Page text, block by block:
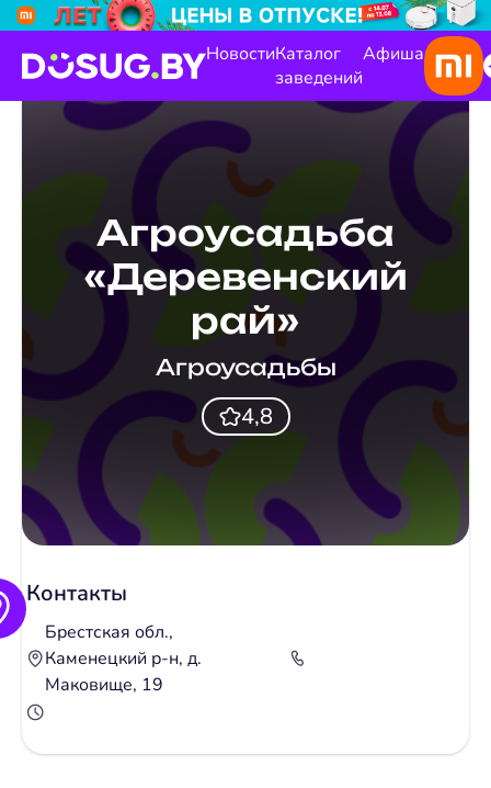
НовостиКаталог
заведений
Афиша
Агроусадьба
«Деревенский
рай»
Агроусадьбы
4,8
Контакты
Брестская обл.,
Каменецкий р-н, д.
Маковище, 19